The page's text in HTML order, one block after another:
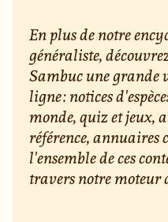
En plus de notre
généraliste,
Sambuc une grande
ligne : notices
monde, quiz et jeux,
référence, annuaires
l'ensemble de ces
travers notre moteur